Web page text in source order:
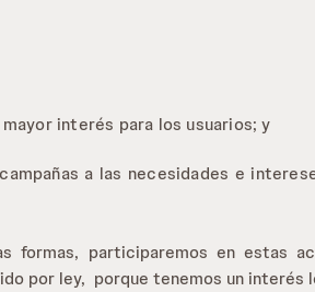
interés para los usuarios; y
a las necesidades e
formas, participaremos en estas
por ley, porque tenemos un interés